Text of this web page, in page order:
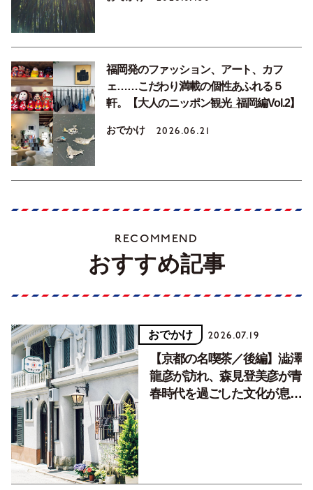
福岡発のファッション、アート、カフ
ェ……こだわり満載の個性あふれる５
軒。【大人のニッポン観光_福岡編Vol.2】
おでかけ 2026.06.21
RECOMMEND
おすすめ記事
おでかけ 2026.07.19
【京都の名喫茶／後編】澁澤
龍彦が訪れ、森見登美彦が青
春時代を過ごした文化が息づ